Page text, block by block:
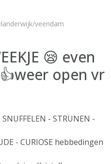
veendam
😪 even
open vr
- STRUNEN -
- CURIOSE hebbedingen